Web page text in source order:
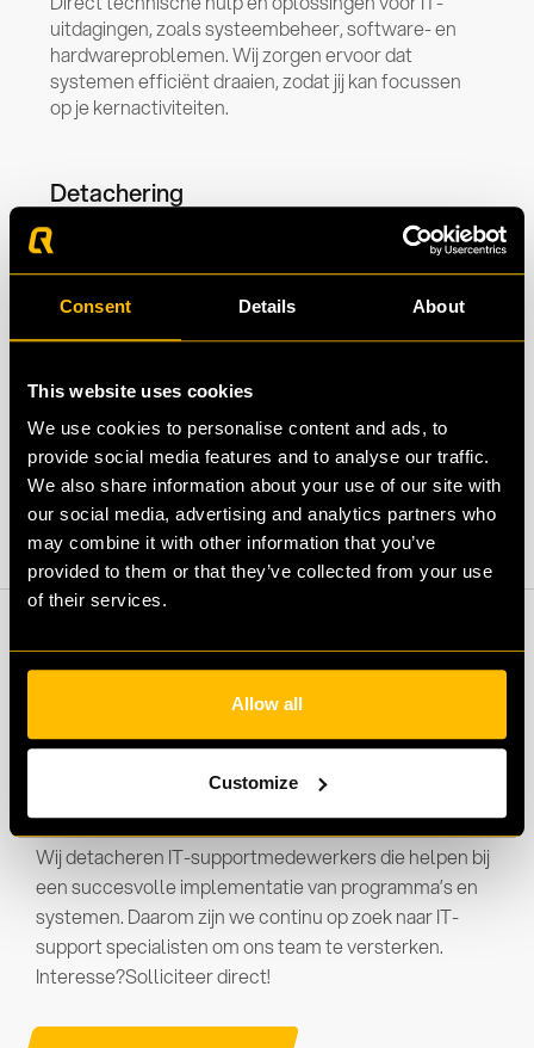
Consent Details About
This website uses cookies
We use cookies to personalise content and ads, to
provide social media features and to analyse our traffic.
We also share information about your use of our site with
our social media, advertising and analytics partners who
may combine it with other information that you’ve
provided to them or that they’ve collected from your use
of their services.
Allow all
Customize
uitdagingen, zoals systeembeheer, software- en
hardwareproblemen. Wij zorgen ervoor dat
systemen efficiënt draaien, zodat jij kan focussen
op je kernactiviteiten.
Detachering
Wij detacheren IT-supportmedewerkers bij
organisaties met detacheringsopdrachten in de IT-
sector. Of het nu gaat om software- of
hardwareproblemen, netwerkconfiguraties of
algemene IT-vragen, wij helpen.
Move with Qompute
Wij detacheren IT-supportmedewerkers die helpen bij
een succesvolle implementatie van programma’s en
systemen. Daarom zijn we continu op zoek naar IT-
support specialisten om ons team te versterken.
Interesse?Solliciteer direct!